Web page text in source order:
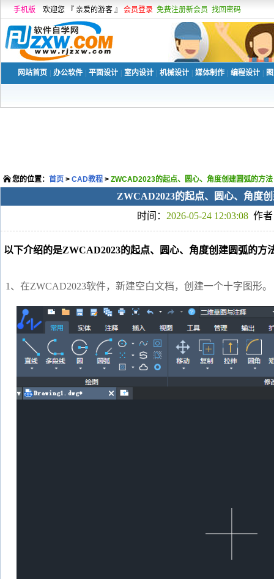
手机版 欢迎您 『 亲爱的游客 』 会员登录 免费注册新会员 找回密码
网站首页 办公软件 平面设计 室内设计 机械设计 媒体制作 编程设计
您的位置： 首页 > CAD教程 > ZWCAD2023的起点、圆心、角度创建圆弧的方法
ZWCAD2023的起点、圆心、角度
时间： 2026-05-24 12:03:08 作
以下介绍的是ZWCAD2023的起点、圆心、角度创建圆弧的方
1、在ZWCAD2023软件，新建空白文档，创建一个十字图形。